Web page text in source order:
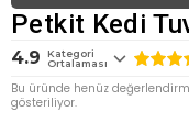
Petkit Kedi
4.9
Kategori
Ortalaması
Bu üründe henüz
gösteriliyor.